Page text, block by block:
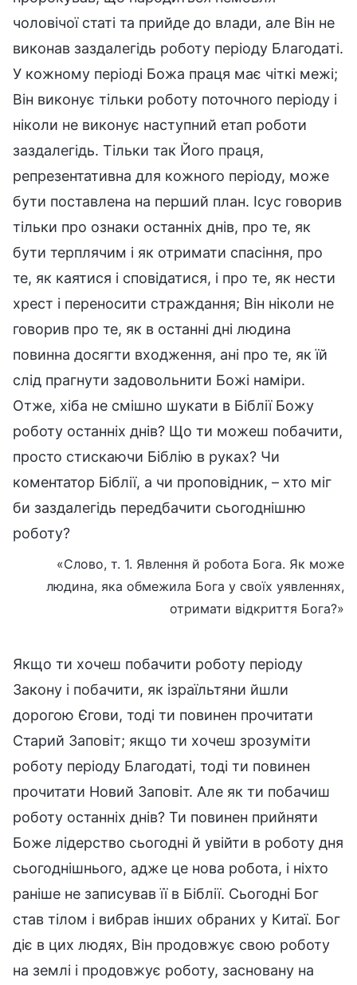
чоловічої статі та прийде до влади, але Він не
виконав заздалегідь роботу періоду Благодаті.
У кожному періоді Божа праця має чіткі межі;
Він виконує тільки роботу поточного періоду і
ніколи не виконує наступний етап роботи
заздалегідь. Тільки так Його праця,
репрезентативна для кожного періоду, може
бути поставлена на перший план. Ісус говорив
тільки про ознаки останніх днів, про те, як
бути терплячим і як отримати спасіння, про
те, як каятися і сповідатися, і про те, як нести
хрест і переносити страждання; Він ніколи не
говорив про те, як в останні дні людина
повинна досягти входження, ані про те, як їй
слід прагнути задовольнити Божі наміри.
Отже, хіба не смішно шукати в Біблії Божу
роботу останніх днів? Що ти можеш побачити,
просто стискаючи Біблію в руках? Чи
коментатор Біблії, а чи проповідник, – хто міг
би заздалегідь передбачити сьогоднішню
роботу?
«Слово, т. 1. Явлення й робота Бога. Як може
людина, яка обмежила Бога у своїх уявленнях,
отримати відкриття Бога?»
Якщо ти хочеш побачити роботу періоду
Закону і побачити, як ізраїльтяни йшли
дорогою Єгови, тоді ти повинен прочитати
Старий Заповіт; якщо ти хочеш зрозуміти
роботу періоду Благодаті, тоді ти повинен
прочитати Новий Заповіт. Але як ти побачиш
роботу останніх днів? Ти повинен прийняти
Боже лідерство сьогодні й увійти в роботу дня
сьогоднішнього, адже це нова робота, і ніхто
раніше не записував її в Біблії. Сьогодні Бог
став тілом і вибрав інших обраних у Китаї. Бог
діє в цих людях, Він продовжує свою роботу
на землі і продовжує роботу, засновану на